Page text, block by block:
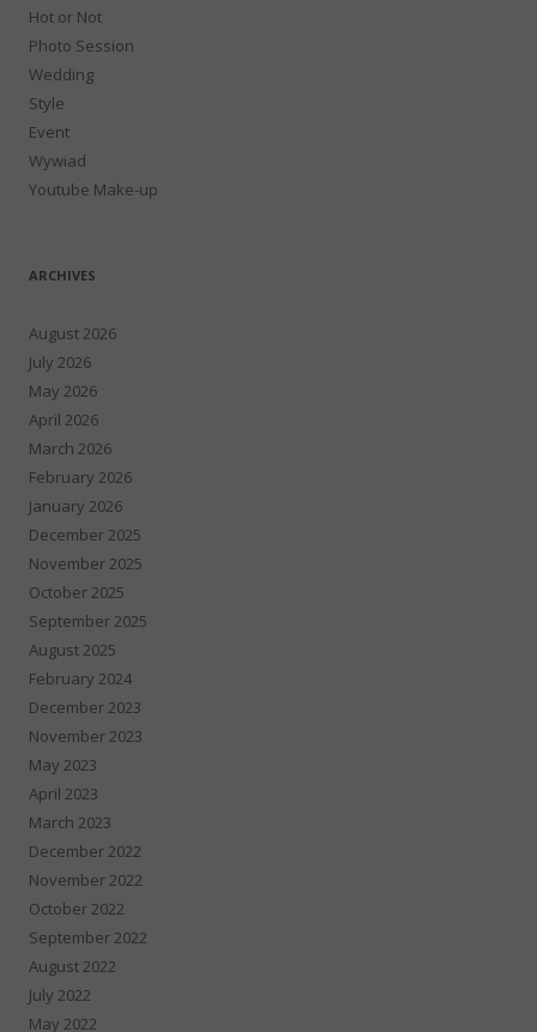
Hot or Not
Photo Session
Wedding
Style
Event
Wywiad
Youtube Make-up
ARCHIVES
August 2026
July 2026
May 2026
April 2026
March 2026
February 2026
January 2026
December 2025
November 2025
October 2025
September 2025
August 2025
February 2024
December 2023
November 2023
May 2023
April 2023
March 2023
December 2022
November 2022
October 2022
September 2022
August 2022
July 2022
May 2022